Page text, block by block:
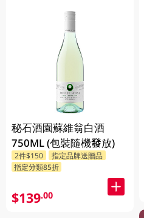
秘石酒園蘇維翁白酒
750ML (包裝隨機發放)
2件$150
指定品牌送贈品
指定分類85折
$139.00